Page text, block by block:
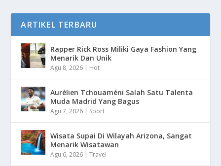
ARTIKEL TERBARU
Rapper Rick Ross Miliki Gaya Fashion Yang
Menarik Dan Unik
Agu 8, 2026 | Hot
Aurélien Tchouaméni Salah Satu Talenta
Muda Madrid Yang Bagus
Agu 7, 2026 | Sport
Wisata Supai Di Wilayah Arizona, Sangat
Menarik Wisatawan
Agu 6, 2026 |Travel